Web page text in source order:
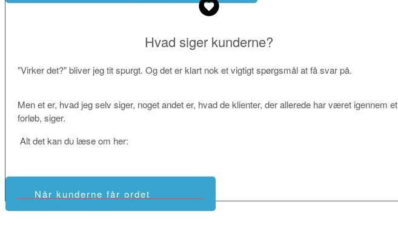
Hvad siger kunderne?
"Virker det?" bliver jeg tit spurgt. Og det er klart nok et vigtigt spørgsmål at få svar på.
Men et er, hvad jeg selv siger, noget andet er, hvad de klienter, der allerede har været igennem et
forløb, siger.
Alt det kan du læse om her:
Når kunderne får ordet